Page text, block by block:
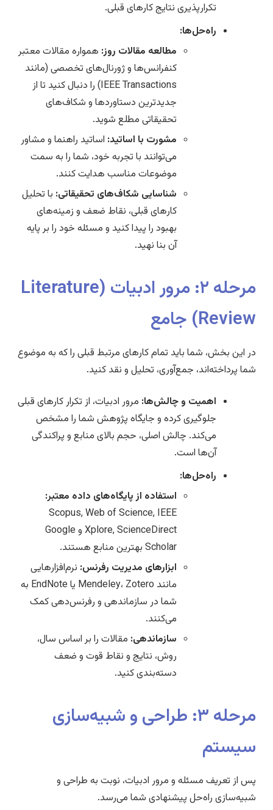
تکرارپذیری نتایج کارهای قبلی.
راه‌حل‌ها:
مطالعه مقالات روز: همواره مقالات معتبر
کنفرانس‌ها و ژورنال‌های تخصصی (مانند
IEEE Transactions) را دنبال کنید تا از
جدیدترین دستاوردها و شکاف‌های
تحقیقاتی مطلع شوید.
مشورت با اساتید: اساتید راهنما و مشاور
می‌توانند با تجربه خود، شما را به سمت
موضوعات مناسب هدایت کنند.
شناسایی شکاف‌های تحقیقاتی: با تحلیل
کارهای قبلی، نقاط ضعف و زمینه‌های
بهبود را پیدا کنید و مسئله خود را بر پایه
آن بنا نهید.
مرحله ۲: مرور ادبیات (Literature
Review) جامع
در این بخش، شما باید تمام کارهای مرتبط قبلی را که به موضوع
شما پرداخته‌اند، جمع‌آوری، تحلیل و نقد کنید.
اهمیت و چالش‌ها: مرور ادبیات، از تکرار کارهای قبلی
جلوگیری کرده و جایگاه پژوهش شما را مشخص
می‌کند. چالش اصلی، حجم بالای منابع و پراکندگی
آن‌ها است.
راه‌حل‌ها:
استفاده از پایگاه‌های داده معتبر:
Scopus, Web of Science, IEEE
Xplore, ScienceDirect و Google
Scholar بهترین منابع هستند.
ابزارهای مدیریت رفرنس: نرم‌افزارهایی
مانند Mendeley، Zotero یا EndNote به
شما در سازماندهی و رفرنس‌دهی کمک
می‌کنند.
سازماندهی: مقالات را بر اساس سال،
روش، نتایج و نقاط قوت و ضعف
دسته‌بندی کنید.
مرحله ۳: طراحی و شبیه‌سازی
سیستم
پس از تعریف مسئله و مرور ادبیات، نوبت به طراحی و
شبیه‌سازی راه‌حل پیشنهادی شما می‌رسد.